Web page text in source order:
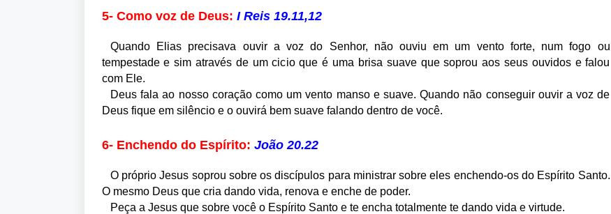
5- Como voz de Deus: I Reis 19.11,12
Quando Elias precisava ouvir a voz do Senhor, não ouviu em um vento forte, num fogo ou
tempestade e sim através de um cicio que é uma brisa suave que soprou aos seus ouvidos e falou
com Ele.
Deus fala ao nosso coração como um vento manso e suave. Quando não conseguir ouvir a voz de
Deus fique em silêncio e o ouvirá bem suave falando dentro de você.
6- Enchendo do Espírito: João 20.22
O próprio Jesus soprou sobre os discípulos para ministrar sobre eles enchendo-os do Espírito Santo.
O mesmo Deus que cria dando vida, renova e enche de poder.
Peça a Jesus que sobre você o Espírito Santo e te encha totalmente te dando vida e virtude.